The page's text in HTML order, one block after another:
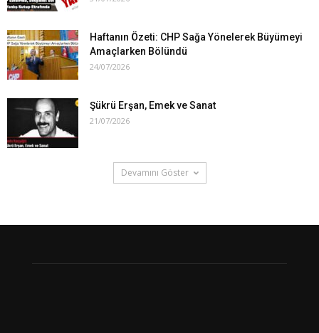
Haftanın Özeti: CHP Sağa Yönelerek Büyümeyi
Amaçlarken Bölündü
24/07/2026
Şükrü Erşan, Emek ve Sanat
21/07/2026
Devamını Göster